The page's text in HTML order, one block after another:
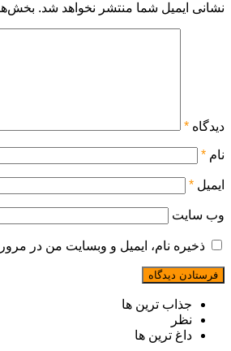
نشانی ایمیل شما منتشر نخواهد شد.
دیدگاه *
نام *
ایمیل *
وب‌ سایت
ذخیره نام، ایمیل و وبسایت من در
جذاب ترین ها
نظر
داغ ترین ها